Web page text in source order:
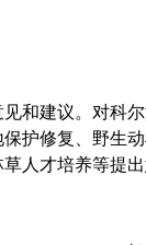
建议。对科
护修复、野生
人才培养等提出